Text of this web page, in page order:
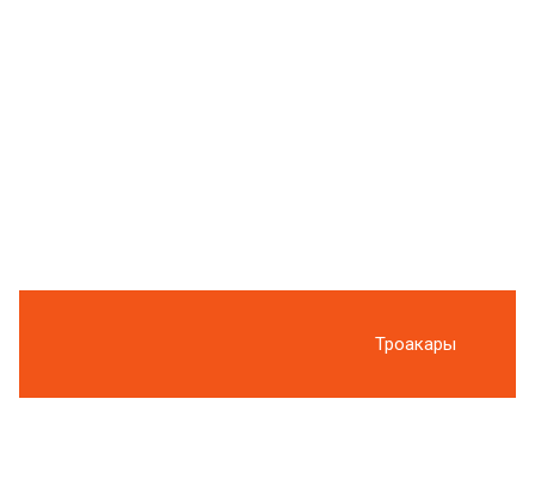
Троакары